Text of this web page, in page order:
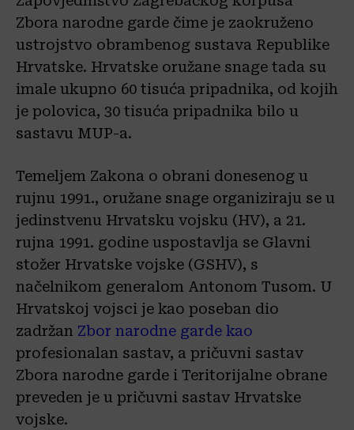
Zbora narodne garde čime je zaokruženo
ustrojstvo obrambenog sustava Republike
Hrvatske. Hrvatske oružane snage tada su
imale ukupno 60 tisuća pripadnika, od kojih
je polovica, 30 tisuća pripadnika bilo u
sastavu MUP-a.
Temeljem Zakona o obrani donesenog u
rujnu 1991., oružane snage organiziraju se u
jedinstvenu Hrvatsku vojsku (HV), a 21.
rujna 1991. godine uspostavlja se Glavni
stožer Hrvatske vojske (GSHV), s
načelnikom generalom Antonom Tusom. U
Hrvatskoj vojsci je kao poseban dio
zadržan Zbor narodne garde kao
profesionalan sastav, a pričuvni sastav
Zbora narodne garde i Teritorijalne obrane
preveden je u pričuvni sastav Hrvatske
vojske.